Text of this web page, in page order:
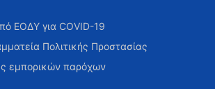
ΕΟΔΥ για COVID-19
Πολιτικής Προστασίας
εμπορικών παρόχων